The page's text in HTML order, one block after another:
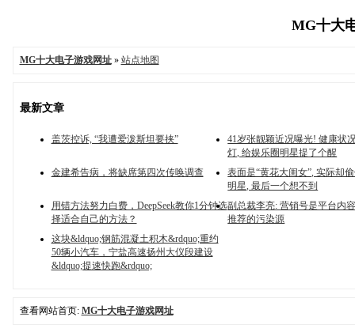
MG十大
MG十大电子游戏网址» 站点地图
最新文章
盖茨控诉, “我遭爱泼斯坦要挟”
41岁张靓颖近况曝光! 健康状
灯, 给娱乐圈明星提了个醒
金建希告病，将缺席第四次传唤调查
表面是“黄花大闺女”, 实际却
明星, 最后一个想不到
用错方法努力白费，DeepSeek教你1分钟选
择适合自己的方法？
副总裁李亮: 营销号是平台内
推荐的污染源
这块&ldquo;钢筋混凝土积木&rdquo;重约
50辆小汽车，宁盐高速扬州大仪段建设
&ldquo;提速快跑&rdquo;
查看网站首页: MG十大电子游戏网址